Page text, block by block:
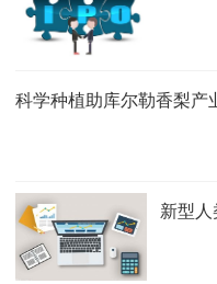
科学种植助库尔勒香梨产
新型